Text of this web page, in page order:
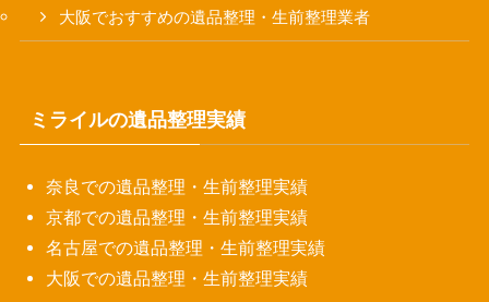
大阪でおすすめの遺品整理・生前整理業者
ミライルの遺品整理実績
奈良での遺品整理・生前整理実績
京都での遺品整理・生前整理実績
名古屋での遺品整理・生前整理実績
大阪での遺品整理・生前整理実績